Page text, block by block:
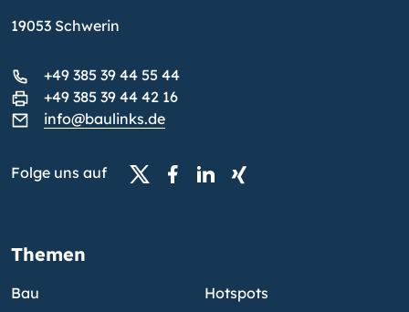
19053 Schwerin
+49 385 39 44 55 44
+49 385 39 44 42 16
info@baulinks.de
Folge uns auf
Themen
Bau
Hotspots